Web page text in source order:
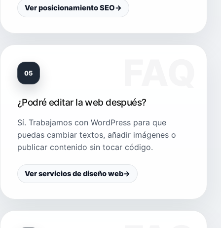
Ver posicionamiento SEO→
05
¿Podré editar la web después?
Sí. Trabajamos con WordPress para que
puedas cambiar textos, añadir imágenes o
publicar contenido sin tocar código.
Ver servicios de diseño web→